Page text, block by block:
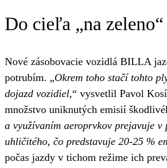
Do cieľa „na
Nové zásobovacie vozidlá BILLA
potrubím. „Okrem toho stačí tohto
dojazd vozidiel,“ vysvetlil Pavol
množstvo uniknutých emisií
a využívaním aeroprvkov prejavuje
uhličitého, čo predstavuje 20-25 %
počas jazdy v tichom režime ich